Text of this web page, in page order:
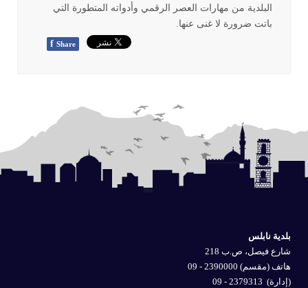
البلدية من مهارات العصر الرقمي وأدواته المتطورة التي
باتت ضرورة لا غنى عنها.
f Share
بلدية نابلس
شارع فيصل، ص.ب 218
هاتف (مقسم) 2390000 - 09
(إدارة)